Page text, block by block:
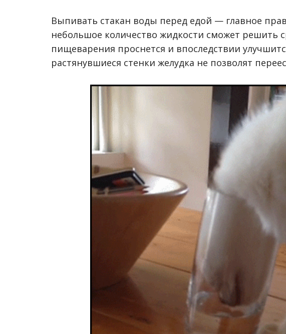
Выпивать стакан воды перед едой — главное
небольшое количество жидкости сможет решить
пищеварения проснется и впоследствии
растянувшиеся стенки желудка не позволят